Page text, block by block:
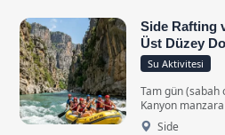
Side Rafting
Üst Düzey
Su Aktivitesi
Tam gün (sabah
Kanyon
• Klimalı
Side